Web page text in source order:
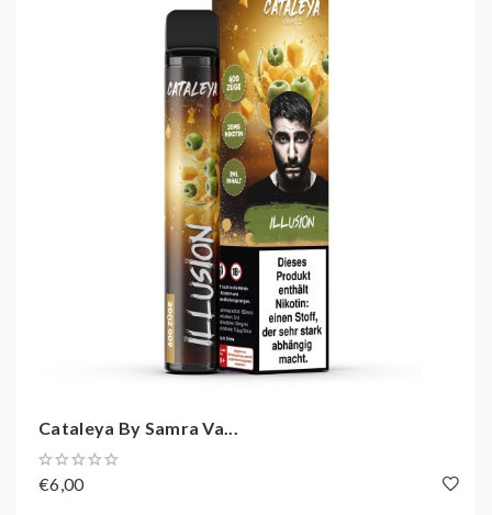
EIN HAUCH VON INTENSITÄT
Cataleya by Samra Vapez Ghetto - Doppelapfel ist wie
ein Hauch von Intensität in Ihrer Dampfwolke. Dieses
Produkt ist ideal für Dampfer, die nach einem starken
und erfrischenden Dampferlebnis suchen. Tauchen Sie
ein in die Welt des doppelten Apfels und erleben Sie
eine Dampfreise voller intensiver
Geschmackseindrücke.
Einweg
E-Shisha Hersteller: Cataleya
Geschmack:
Versandgewicht:
Cataleya By Samra Va...
€6,00